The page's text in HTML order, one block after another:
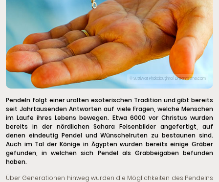
© Suttiwat Phokaiautjima | Dreamstime.com
Pendeln folgt einer uralten esoterischen Tradition und gibt bereits
seit Jahrtausenden Antworten auf viele Fragen, welche Menschen
im Laufe ihres Lebens bewegen. Etwa 6000 vor Christus wurden
bereits in der nördlichen Sahara Felsenbilder angefertigt, auf
denen eindeutig Pendel und Wünschelruten zu bestaunen sind.
Auch im Tal der Könige in Ägypten wurden bereits einige Gräber
gefunden, in welchen sich Pendel als Grabbeigaben befunden
haben.
Über Generationen hinweg wurden die Möglichkeiten des Pendelns